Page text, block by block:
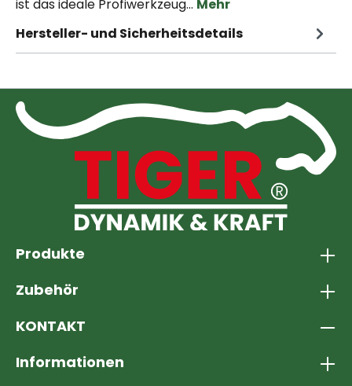
ist das ideale Profiwerkzeug… Mehr
Hersteller- und Sicherheitsdetails
Produkte
Zubehör
KONTAKT
Informationen